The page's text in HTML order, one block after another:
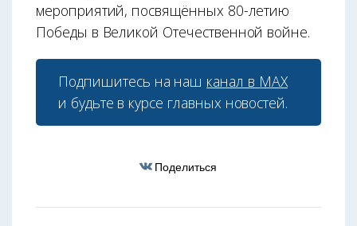
мероприятий, посвящённых 80-летию
Победы в Великой Отечественной войне.
Подпишитесь на наш канал в МАХ
и будьте в курсе главных новостей.
Поделиться